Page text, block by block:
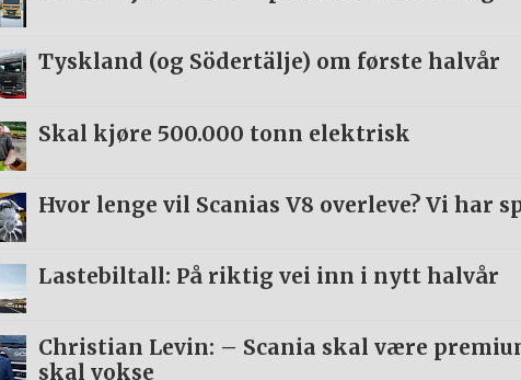
Tyskland (og Södertälje) om første halvår
Skal kjøre 500.000 tonn elektrisk
Hvor lenge vil Scanias V8 overleve? Vi har
Lastebiltall: På riktig vei inn i nytt halvår
Christian Levin: – Scania skal være
skal vokse